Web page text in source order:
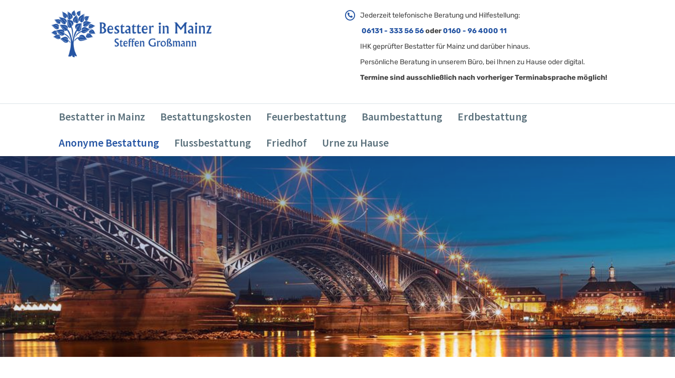
Jederzeit telefonische Beratung und Hilfestellung:
06131 - 333 56 56oder0160 - 96 4000 11
IHK geprüfter Bestatter für Mainz und darüber hinaus.
Persönliche Beratung in unserem Büro, bei Ihnen zu Hause oder digital.
Termine sind ausschließlich nach vorheriger Terminabsprache möglich!
Bestatter in Mainz Bestattungskosten Feuerbestattung Baumbestattung
Erdbestattung
Anonyme Bestattung
Flussbestattung Friedhof Urne zu Hause